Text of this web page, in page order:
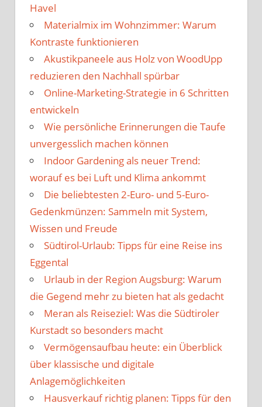
Havel
Materialmix im Wohnzimmer: Warum
Kontraste funktionieren
Akustikpaneele aus Holz von WoodUpp
reduzieren den Nachhall spürbar
Online-Marketing-Strategie in 6 Schritten
entwickeln
Wie persönliche Erinnerungen die Taufe
unvergesslich machen können
Indoor Gardening als neuer Trend:
worauf es bei Luft und Klima ankommt
Die beliebtesten 2-Euro- und 5-Euro-
Gedenkmünzen: Sammeln mit System,
Wissen und Freude
Südtirol-Urlaub: Tipps für eine Reise ins
Eggental
Urlaub in der Region Augsburg: Warum
die Gegend mehr zu bieten hat als gedacht
Meran als Reiseziel: Was die Südtiroler
Kurstadt so besonders macht
Vermögensaufbau heute: ein Überblick
über klassische und digitale
Anlagemöglichkeiten
Hausverkauf richtig planen: Tipps für den